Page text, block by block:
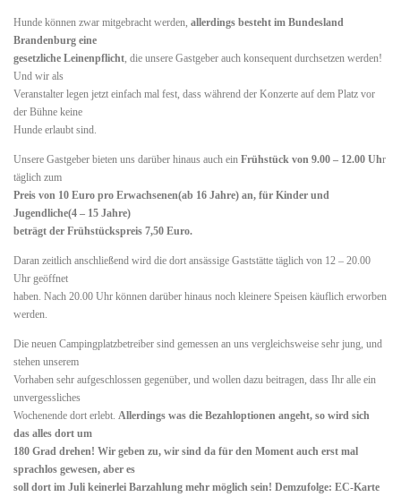
Hunde können zwar mitgebracht werden, allerdings besteht im Bundesland
Brandenburg eine
gesetzliche Leinenpflicht , die unsere Gastgeber auch konsequent durchsetzen werden!
Und wir als
Veranstalter legen jetzt einfach mal fest, dass während der Konzerte auf dem Platz vor
der Bühne keine
Hunde erlaubt sind.
Unsere Gastgeber bieten uns darüber hinaus auch ein Frühstück von 9.00 – 12.00 Uhr
täglich zum
Preis von 10 Euro pro Erwachsenen(ab 16 Jahre) an, für Kinder und
Jugendliche(4 – 15 Jahre)
beträgt der Frühstückspreis 7,50 Euro.
Daran zeitlich anschließend wird die dort ansässige Gaststätte täglich von 12 – 20.00
Uhr geöffnet
haben. Nach 20.00 Uhr können darüber hinaus noch kleinere Speisen käuflich erworben
werden.
Die neuen Campingplatzbetreiber sind gemessen an uns vergleichsweise sehr jung, und
stehen unserem
Vorhaben sehr aufgeschlossen gegenüber, und wollen dazu beitragen, dass Ihr alle ein
unvergessliches
Wochenende dort erlebt. Allerdings was die Bezahloptionen angeht, so wird sich
das alles dort um
180 Grad drehen! Wir geben zu, wir sind da für den Moment auch erst mal
sprachlos gewesen, aber es
soll dort im Juli keinerlei Barzahlung mehr möglich sein! Demzufolge: EC-Karte